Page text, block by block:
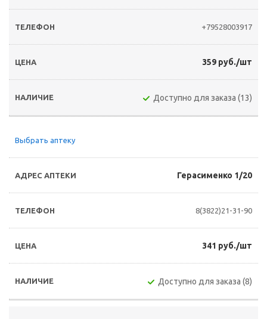
+79528003917
359 руб./шт
Доступно для заказа (13)
Выбрать аптеку
Герасименко 1/20
8(3822)21-31-90
341 руб./шт
Доступно для заказа (8)